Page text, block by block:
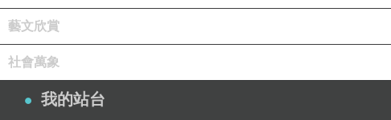
藝文欣賞
社會萬象
我的站台